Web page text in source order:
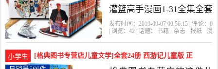
灌篮高手漫画1-31全集全套
31册 井上雄彦 日本经典动
画小说精装礼盒珍藏版 赠
发布时间：2019-09-07 00:56:15 | 评论： 0
| 浏览： 42 | 话题： 书籍 杂志 报纸
漫
小学生
[格典图书专营店儿童文学]全套24册 西游记儿童版 正